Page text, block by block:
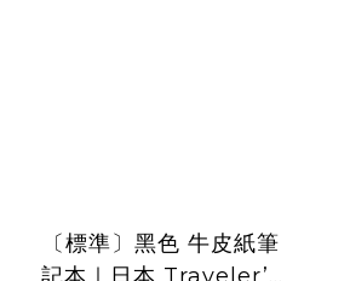
〔標準〕黑色 牛皮紙筆